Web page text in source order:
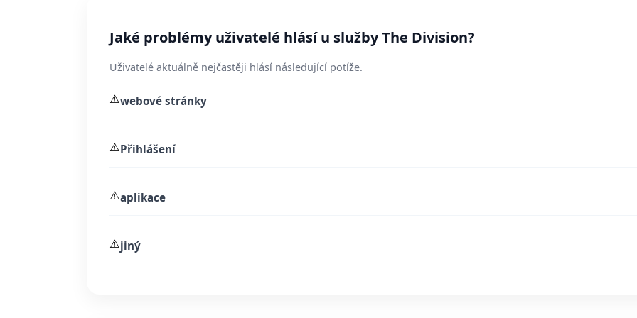
Jaké problémy uživatelé hlásí u služby The Division?
Uživatelé aktuálně nejčastěji hlásí následující potíže.
⚠️webové stránky
⚠️Přihlášení
⚠️aplikace
⚠️jiný